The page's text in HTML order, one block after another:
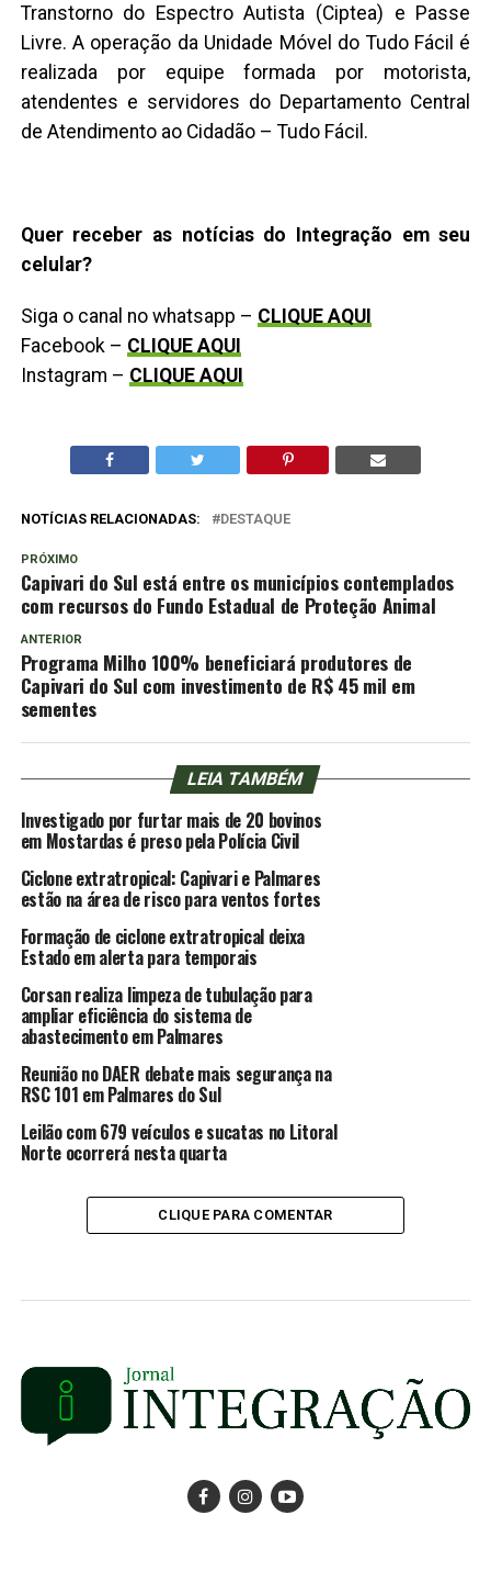
Transtorno do Espectro Autista (Ciptea) e Passe
Livre. A operação da Unidade Móvel do Tudo Fácil é
realizada por equipe formada por motorista,
atendentes e servidores do Departamento Central
de Atendimento ao Cidadão – Tudo Fácil.
Quer receber as notícias do Integração em seu
celular?
Siga o canal no whatsapp – CLIQUE AQUI
Facebook – CLIQUE AQUI
Instagram – CLIQUE AQUI
NOTÍCIAS RELACIONADAS: DESTAQUE
PRÓXIMO
Capivari do Sul está entre os municípios contemplados
com recursos do Fundo Estadual de Proteção Animal
ANTERIOR
Programa Milho 100% beneficiará produtores de
Capivari do Sul com investimento de R$ 45 mil em
sementes
LEIA TAMBÉM
Investigado por furtar mais de 20 bovinos
em Mostardas é preso pela Polícia Civil
Ciclone extratropical: Capivari e Palmares
estão na área de risco para ventos fortes
Formação de ciclone extratropical deixa
Estado em alerta para temporais
Corsan realiza limpeza de tubulação para
ampliar eficiência do sistema de
abastecimento em Palmares
Reunião no DAER debate mais segurança na
RSC 101 em Palmares do Sul
Leilão com 679 veículos e sucatas no Litoral
Norte ocorrerá nesta quarta
CLIQUE PARA COMENTAR